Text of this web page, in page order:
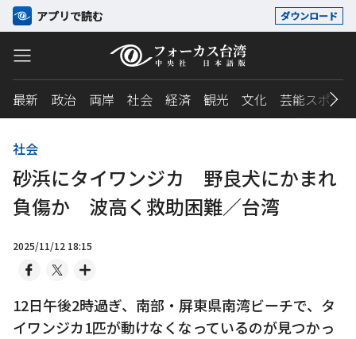
アプリで読む ダウンロード
最新 政治 両岸 社会 経済 観光 文化 芸能スポーツ
社会
砂浜にタイワンジカ 野良犬にかまれ
負傷か 波高く救助困難／台湾
2025/11/12 18:15
12日午後2時過ぎ、南部・屏東県南湾ビーチで、タ
イワンジカ1匹が動けなくなっているのが見つかっ